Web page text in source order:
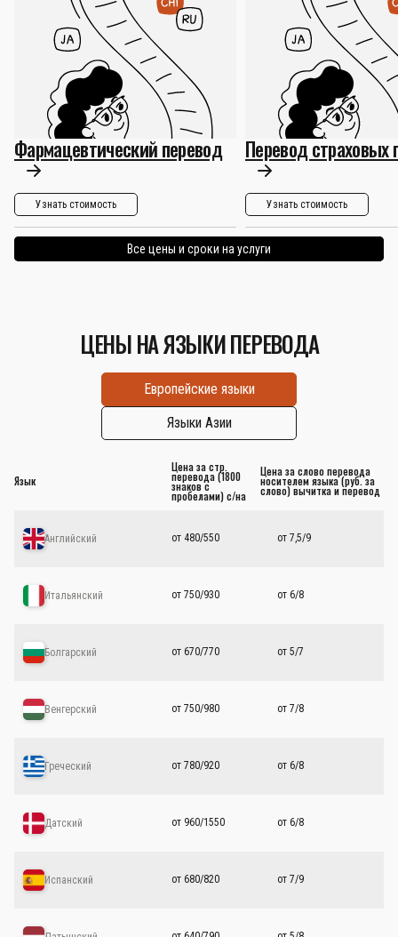
Фармацевтический перевод
Узнать стоимость
Перевод страховых
Узнать стоимость
Все цены и сроки на услуги
ЦЕНЫ НА ЯЗЫКИ ПЕРЕВОДА
Европейские языки
Языки Азии
Язык
Цена за стр.
перевода (1800
знаков с
пробелами) с/на
Цена за слово перевода
носителем языка (руб. за
слово) вычитка и перевод
Английский от 480/550 от 7,5/9
Итальянский от 750/930 от 6/8
Болгарский от 670/770 от 5/7
Венгерский от 750/980 от 7/8
Греческий от 780/920 от 6/8
Датский от 960/1550 от 6/8
Испанский от 680/820 от 7/9